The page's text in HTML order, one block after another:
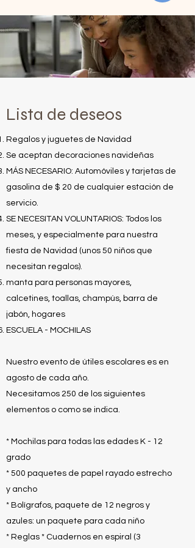
Lista de deseos
Regalos y juguetes de Navidad
Se aceptan decoraciones navideñas
MÁS NECESARIO: Automóviles y tarjetas de
gasolina de $ 20 de cualquier estación de
servicio.
SE NECESITAN VOLUNTARIOS: Todos los
meses, y especialmente para nuestra
fiesta de Navidad (unos 50 niños que
necesitan regalos).
manta para personas mayores,
calcetines, toallas, champús, barra de
jabón, hogares
ESCUELA - MOCHILAS
Nuestro evento de útiles escolares es en
agosto de cada año.
Necesitamos 250 de los siguientes
elementos o como se indica.
* Mochilas para todas las edades K - 12
grado
* 500 paquetes de papel rayado estrecho
y ancho
* Bolígrafos, paquete de 12 negros y
azules: un paquete para cada niño
* Reglas * Cuadernos en espiral (3